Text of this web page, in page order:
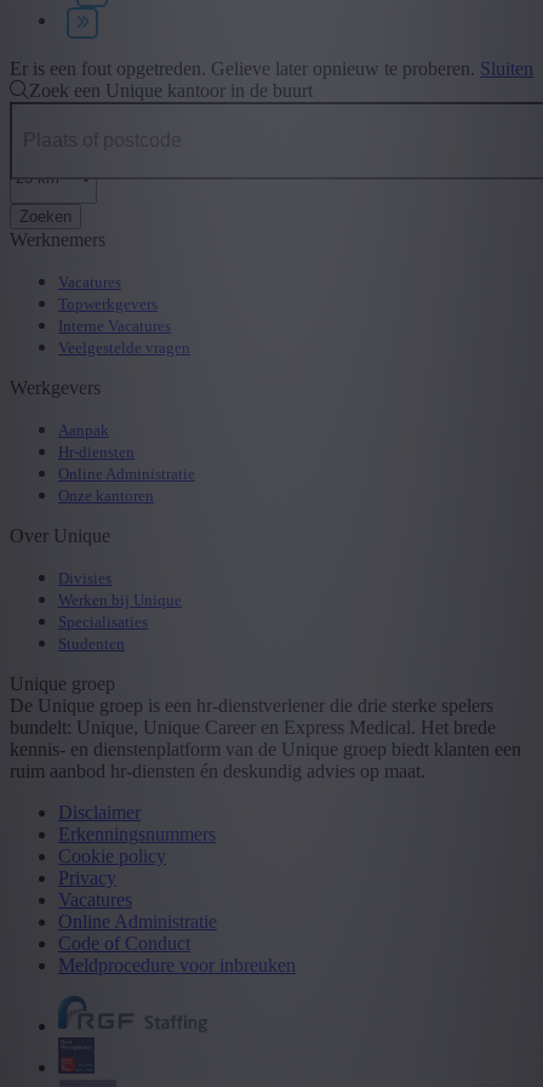
Type contract
+ Toon meer - Toon minder
Er is een fout opgetreden. Gelieve later opnieuw te proberen. Sluiten
Zoek een Unique kantoor in de buurt
Zoeken
Werknemers
Vacatures
Topwerkgevers
Interne Vacatures
Veelgestelde vragen
Werkgevers
Aanpak
Hr-diensten
Online Administratie
Onze kantoren
Over Unique
Divisies
Werken bij Unique
Specialisaties
Studenten
Unique groep
De Unique groep is een hr-dienstverlener die drie sterke spelers
bundelt: Unique, Unique Career en Express Medical. Het brede
kennis- en dienstenplatform van de Unique groep biedt klanten een
ruim aanbod hr-diensten én deskundig advies op maat.
Disclaimer
Erkenningsnummers
Cookie policy
Privacy
Vacatures
Online Administratie
Code of Conduct
Meldprocedure voor inbreuken